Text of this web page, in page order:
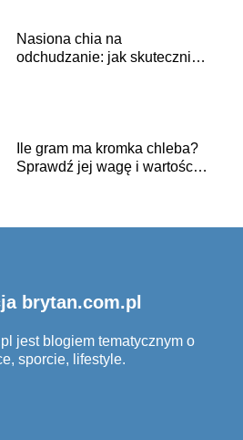
Nasiona chia na
odchudzanie: jak skutecznie
Ile gram ma kromka chleba?
Sprawdź jej wagę i wartości
brytan.com.pl
jest blogiem tematycznym o
sporcie, lifestyle.